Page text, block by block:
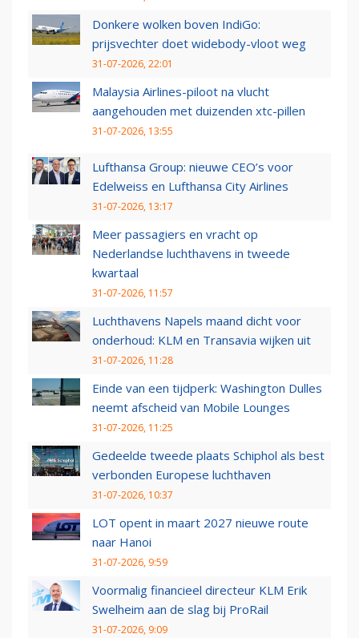
Donkere wolken boven IndiGo:
prijsvechter doet widebody-vloot weg
31-07-2026, 22:01
Malaysia Airlines-piloot na vlucht
aangehouden met duizenden xtc-pillen
31-07-2026, 13:55
Lufthansa Group: nieuwe CEO’s voor
Edelweiss en Lufthansa City Airlines
31-07-2026, 13:17
Meer passagiers en vracht op
Nederlandse luchthavens in tweede
kwartaal
31-07-2026, 11:57
Luchthavens Napels maand dicht voor
onderhoud: KLM en Transavia wijken uit
31-07-2026, 11:28
Einde van een tijdperk: Washington Dulles
neemt afscheid van Mobile Lounges
31-07-2026, 11:25
Gedeelde tweede plaats Schiphol als best
verbonden Europese luchthaven
31-07-2026, 10:37
LOT opent in maart 2027 nieuwe route
naar Hanoi
31-07-2026, 9:59
Voormalig financieel directeur KLM Erik
Swelheim aan de slag bij ProRail
31-07-2026, 9:09